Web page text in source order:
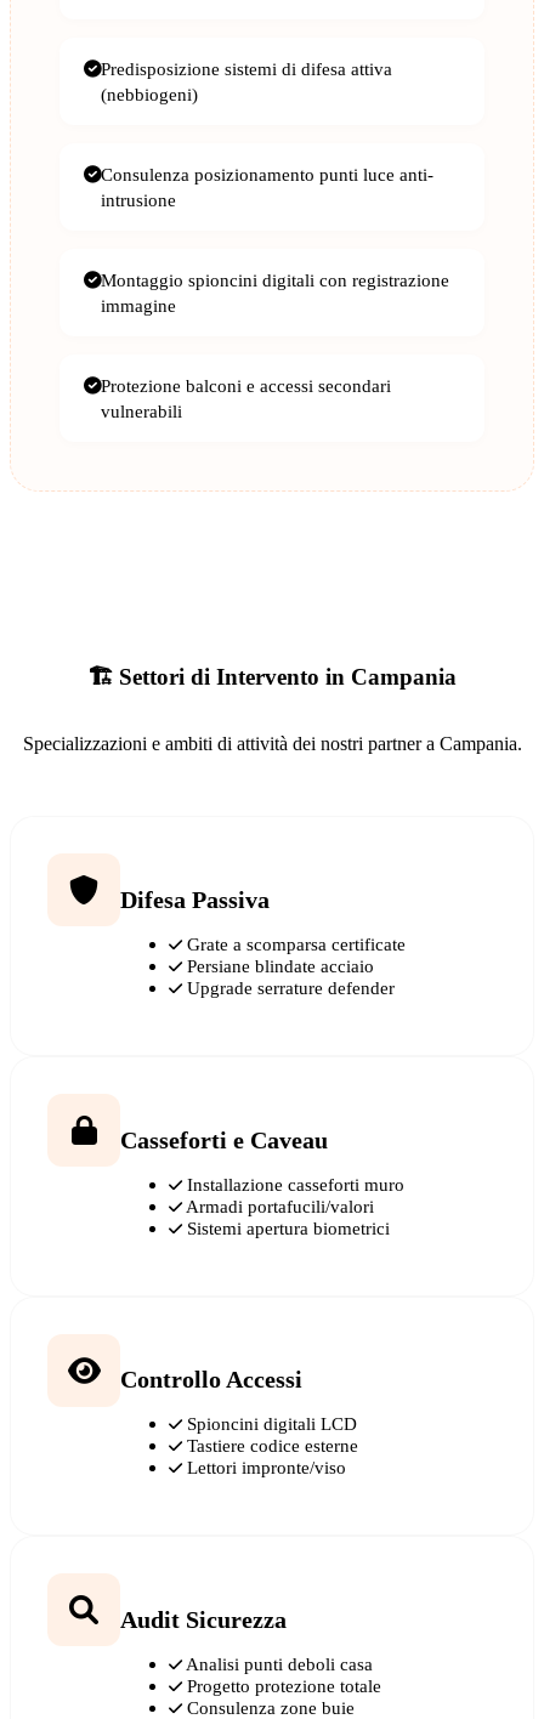
Predisposizione sistemi di difesa attiva
(nebbiogeni)
Consulenza posizionamento punti luce anti-
intrusione
Montaggio spioncini digitali con registrazione
immagine
Protezione balconi e accessi secondari
vulnerabili
🏗️ Settori di Intervento in Campania
Specializzazioni e ambiti di attività dei nostri partner a Campania.
Difesa Passiva
Grate a scomparsa certificate
Persiane blindate acciaio
Upgrade serrature defender
Casseforti e Caveau
Installazione casseforti muro
Armadi portafucili/valori
Sistemi apertura biometrici
Controllo Accessi
Spioncini digitali LCD
Tastiere codice esterne
Lettori impronte/viso
Audit Sicurezza
Analisi punti deboli casa
Progetto protezione totale
Consulenza zone buie